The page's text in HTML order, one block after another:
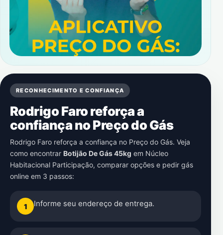
RECONHECIMENTO E CONFIANÇA
Rodrigo Faro reforça a
confiança no Preço do Gás
Rodrigo Faro reforça a confiança no Preço do Gás. Veja
como encontrar Botijão De Gás 45kg em Núcleo
Habitacional Participação, comparar opções e pedir gás
online em 3 passos:
1 Informe seu endereço de entrega.